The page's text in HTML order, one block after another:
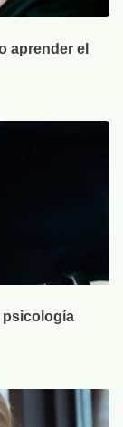
aprender el
psicología